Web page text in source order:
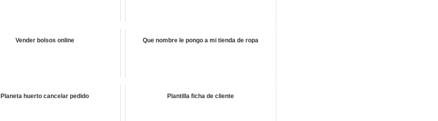
Vender bolsos online Que nombre le pongo a mi tienda de ropa
Planeta huerto cancelar pedido Plantilla ficha de cliente